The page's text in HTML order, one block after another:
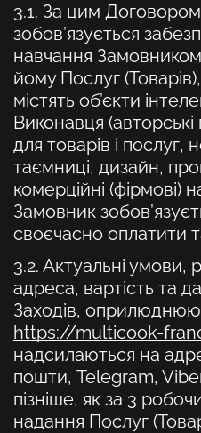
3.1. За цим
зобов’язується
навчання
йому Послуг
містять об’єкти
Виконавця
для товарів і послуг,
таємниці, дизайн,
комерційні
Замовник
своєчасно оплатити
3.2. Актуальні умови,
адреса, вартість та
Заходів,
https://multicook-
надсилаються на
пошти, Telegram,
пізніше, як за 3
надання Послуг